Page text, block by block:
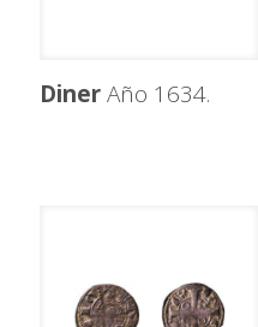
DinerAño 1634.